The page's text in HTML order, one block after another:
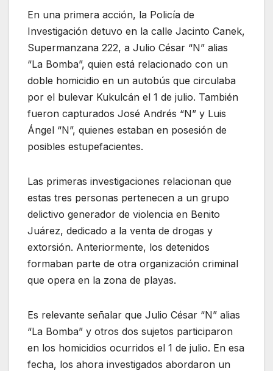
En una primera acción, la Policía de
Investigación detuvo en la calle Jacinto Canek,
Supermanzana 222, a Julio César “N” alias
“La Bomba”, quien está relacionado con un
doble homicidio en un autobús que circulaba
por el bulevar Kukulcán el 1 de julio. También
fueron capturados José Andrés “N” y Luis
Ángel “N”, quienes estaban en posesión de
posibles estupefacientes.
Las primeras investigaciones relacionan que
estas tres personas pertenecen a un grupo
delictivo generador de violencia en Benito
Juárez, dedicado a la venta de drogas y
extorsión. Anteriormente, los detenidos
formaban parte de otra organización criminal
que opera en la zona de playas.
Es relevante señalar que Julio César “N” alias
“La Bomba” y otros dos sujetos participaron
en los homicidios ocurridos el 1 de julio. En esa
fecha, los ahora investigados abordaron un